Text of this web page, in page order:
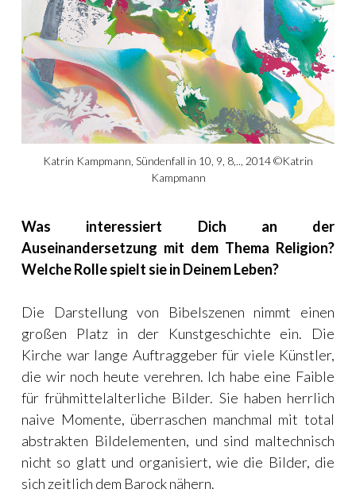
Katrin Kampmann, Sündenfall in 10, 9, 8,.., 2014 ©Katrin
Kampmann
Was interessiert Dich an der
Auseinandersetzung mit dem Thema Religion?
Welche Rolle spielt sie in Deinem Leben?
Die Darstellung von Bibelszenen nimmt einen
großen Platz in der Kunstgeschichte ein. Die
Kirche war lange Auftraggeber für viele Künstler,
die wir noch heute verehren. Ich habe eine Faible
für frühmittelalterliche Bilder. Sie haben herrlich
naive Momente, überraschen manchmal mit total
abstrakten Bildelementen, und sind maltechnisch
nicht so glatt und organisiert, wie die Bilder, die
sich zeitlich dem Barock nähern.